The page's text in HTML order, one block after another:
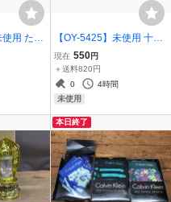
用 たち
瑞 輪花
食器 伝
約30cm
市場】
【OY-5425】未使用 十石
塗 鈴木手工芸品番 木製 お
ぼん トレー 野菜 薬味皿
絵替わり まとめ 和食器 同
梱可 東京引取可【千円市
現在 550円
＋送料820円
0
4時間
未使用
本日終了